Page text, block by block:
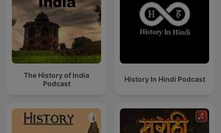
The History of India
Podcast
History In Hindi Podcast